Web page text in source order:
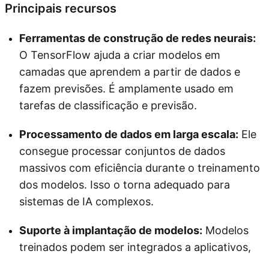
Principais recursos
Ferramentas de construção de redes neurais:
O TensorFlow ajuda a criar modelos em
camadas que aprendem a partir de dados e
fazem previsões. É amplamente usado em
tarefas de classificação e previsão.
Processamento de dados em larga escala: Ele
consegue processar conjuntos de dados
massivos com eficiência durante o treinamento
dos modelos. Isso o torna adequado para
sistemas de IA complexos.
Suporte à implantação de modelos: Modelos
treinados podem ser integrados a aplicativos,